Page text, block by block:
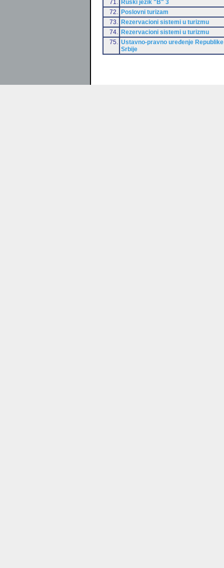
71.
Ruski jezik "B" 3
72.
Poslovni turizam
73.
Rezervacioni sistemi u turizmu
74.
Rezervacioni sistemi u turizmu
75.
Ustavno-pravno uređenje Republike
Srbije